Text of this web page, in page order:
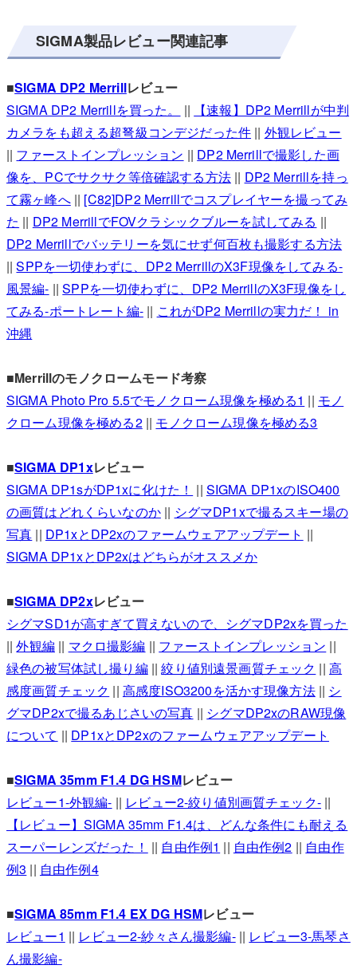
SIGMA製品レビュー関連記事
■SIGMA DP2 Merrillレビュー
SIGMA DP2 Merrillを買った。
||
【速報】DP2 Merrillが中判
カメラをも超える超弩級コンデジだった件 || 外観レビュー
|| ファーストインプレッション || DP2 Merrillで撮影した画
像を、PCでサクサク等倍確認する方法|| DP2 Merrillを持っ
て霧ヶ峰へ|| [C82]DP2 Merrillでコスプレイヤーを撮ってみ
た || DP2 MerrillでFOVクラシックブルーを試してみる ||
DP2 Merrillでバッテリーを気にせず何百枚も撮影する方法
||SPPを一切使わずに、DP2 MerrillのX3F現像をしてみる-
風景編- ||SPPを一切使わずに、DP2 MerrillのX3F現像をし
てみる-ポートレート編-|| これがDP2 Merrillの実力だ！ in
沖縄
■Merrillのモノクロームモード考察
SIGMA Photo Pro 5.5でモノクローム現像を極める1 || モノ
クローム現像を極める2|| モノクローム現像を極める3
■SIGMA DP1xレビュー
SIGMA DP1sがDP1xに化けた！ || SIGMA DP1xのISO400
の画質はどれくらいなのか|| シグマDP1xで撮るスキー場の
写真 || DP1xとDP2xのファームウェアアップデート ||
SIGMA DP1xとDP2xはどちらがオススメか
■SIGMA DP2xレビュー
シグマSD1が高すぎて買えないので、シグマDP2xを買った
||外観編|| マクロ撮影編 || ファーストインプレッション ||
緑色の被写体試し撮り編||絞り値別遠景画質チェック || 高
感度画質チェック || 高感度ISO3200を活かす現像方法|| シ
グマDP2xで撮るあじさいの写真 || シグマDP2xのRAW現像
について || DP1xとDP2xのファームウェアアップデート
■SIGMA 35mm F1.4 DG HSMレビュー
レビュー1-外観編- || レビュー2-絞り値別画質チェック-||
【レビュー】SIGMA 35mm F1.4は、どんな条件にも耐える
スーパーレンズだった！ || 自由作例1 || 自由作例2 || 自由作
例3 || 自由作例4
■SIGMA 85mm F1.4 EX DG HSMレビュー
レビュー1 || レビュー2-紗々さん撮影編-|| レビュー3-馬琴さ
ん撮影編-